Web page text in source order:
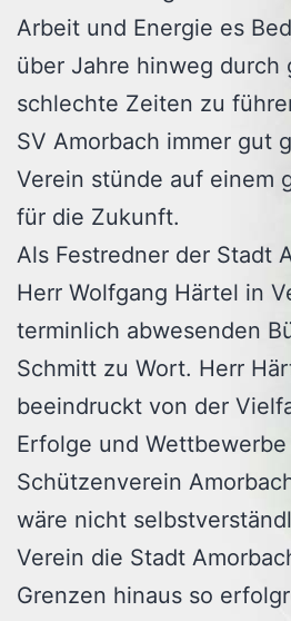
Arbeit und Energie es
über Jahre hinweg durch
schlechte Zeiten zu
SV Amorbach immer gut
Verein stünde auf einem
für die Zukunft.
Als Festredner der Stadt
Herr Wolfgang Härtel in
terminlich abwesenden
Schmitt zu Wort. Herr
beeindruckt von der
Erfolge und
Schützenverein
wäre nicht
Verein die Stadt
Grenzen hinaus so